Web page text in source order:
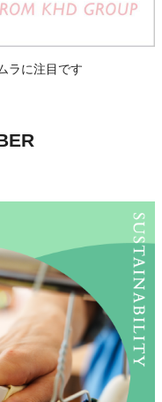
ラに注目です